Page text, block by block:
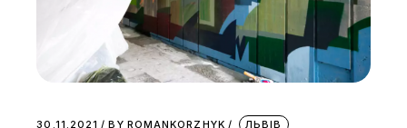
30.11.2021 BY ROMANKORZHYK ЛЬВІВ